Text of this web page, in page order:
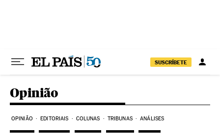
SUSCRÍBETE
Opinião
OPINIÃO EDITORIAIS COLUNAS TRIBUNAS ANÁLISES